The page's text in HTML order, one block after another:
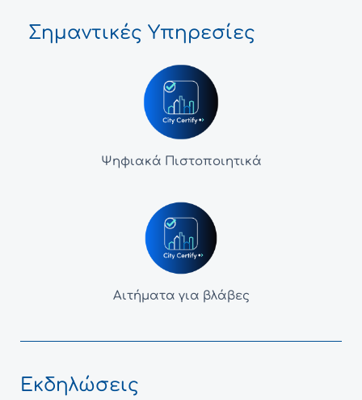
Σημαντικές Υπηρεσίες
Ψηφιακά Πιστοποιητικά
Αιτήματα για βλάβες
Εκδηλώσεις